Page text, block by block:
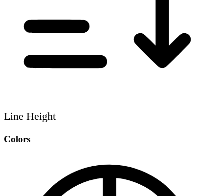
Line Height
Colors